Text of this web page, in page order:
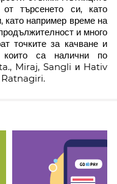
от търсенето си, като
като например време на
и много
точките за качване и
са налични по
Miraj, Sangli и Hativ